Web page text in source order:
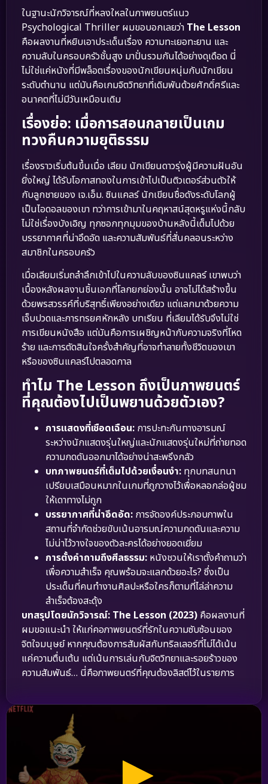
ในฐานะนักวิจารณ์ที่หลงใหลในภาพยนตร์แนว
Psychological Thriller ผมขอบอกเลยว่า The Lesson
คือผลงานที่หยิบเอาประเด็นเรื่อง ความทะเยอทะยาน และ
ความลับในครอบครัวชั้นสูง มาปั่นรวมกันได้อย่างดุเดือด นี่
ไม่ใช่แค่หนังที่มีพล็อตเรื่องของนักเขียนหนุ่มกับนักเขียน
ระดับตำนาน แต่มันคือเกมจิตวิทยาที่เดิมพันด้วยศักดิ์ศรีและ
อนาคตที่ไม่มีวันเหมือนเดิม
เรื่องย่อ: เมื่อการสอนกลายเป็นเกม
ทวงคืนความยุติธรรม
เรื่องราวเริ่มต้นขึ้นเมื่อ เลียม นักเขียนดาวรุ่งผู้มีความฝันอัน
ยิ่งใหญ่ ได้รับโอกาสทองในการเข้าไปเป็นติวเตอร์ส่วนตัวให้
กับลูกชายของ เจ.เอ็ม. ซินแคลร์ นักเขียนชื่อดังระดับโลกผู้
เป็นไอดอลของเขา ทว่าการเข้ามาในคฤหาสน์สุดหรูแห่งนี้กลับ
ไม่ใช่เรื่องบังเอิญ ทุกซอกทุกมุมของบ้านหลังนี้เต็มไปด้วย
บรรยากาศที่น่าอึดอัด และความสัมพันธ์ที่สั่นคลอนระหว่าง
สมาชิกในครอบครัว
เมื่อเลียมเริ่มถลำลึกเข้าไปในความลับของซินแคลร์ เขาพบว่า
เบื้องหลังผลงานชิ้นเอกที่โลกยกย่องนั้น อาจไม่ได้สร้างขึ้น
ด้วยพรสวรรค์ที่บริสุทธิ์เพียงอย่างเดียว แต่แลกมาด้วยความ
เจ็บปวดและการทรยศหักหลัง บทเรียน ที่เลียมได้รับจึงไม่ใช่
การเขียนหนังสือ แต่มันคือการเผชิญหน้ากับความจริงที่โหด
ร้าย และการตัดสินใจครั้งสำคัญที่อาจทำลายทั้งชีวิตของเขา
หรือของซินแคลร์ไปตลอดกาล
ทำไม The Lesson ถึงเป็นภาพยนตร์
ที่คุณต้องไปเป็นพยานด้วยตัวเอง?
การแสดงที่เชือดเฉือน: การปะทะกันทางอารมณ์
ระหว่างนักแสดงรุ่นใหญ่และนักแสดงรุ่นใหม่ที่ถ่ายทอด
ความกดดันออกมาได้อย่างน่าสะพรึงกลัว
บทภาพยนตร์ที่เต็มไปด้วยเงื่อนงำ: ทุกบทสนทนา
เปรียบเสมือนหมากในเกมที่ถูกวางไว้เพื่อหลอกล่อผู้ชม
ให้เดาทางไม่ถูก
บรรยากาศที่น่าอึดอัด: การจัดองค์ประกอบภาพใน
สถานที่จำกัดช่วยขับเน้นอารมณ์ความกดดันและความ
ไม่น่าไว้วางใจของตัวละครได้อย่างยอดเยี่ยม
การตั้งคำถามถึงศีลธรรม: หนังชวนให้เราตั้งคำถามว่า
เพื่อความสำเร็จ คุณพร้อมจะแลกด้วยอะไร? ซึ่งเป็น
ประเด็นที่คนทำงานศิลปะหรือใครก็ตามที่ไล่ล่าความ
สำเร็จต้องสะดุ้ง
บทสรุปโดยนักวิจารณ์: The Lesson (2023) คือผลงานที่
ผมขอแนะนำ ให้แก่คอภาพยนตร์ที่รักในความซับซ้อนของ
จิตใจมนุษย์ หากคุณต้องการสัมผัสกับทริลเลอร์ที่ไม่ได้เน้น
แค่ความตื่นเต้น แต่เน้นการเล่นกับจิตวิทยาและรอยร้าวของ
ความสัมพันธ์… นี่คือภาพยนตร์ที่คุณต้องลิสต์ไว้ในรายการ